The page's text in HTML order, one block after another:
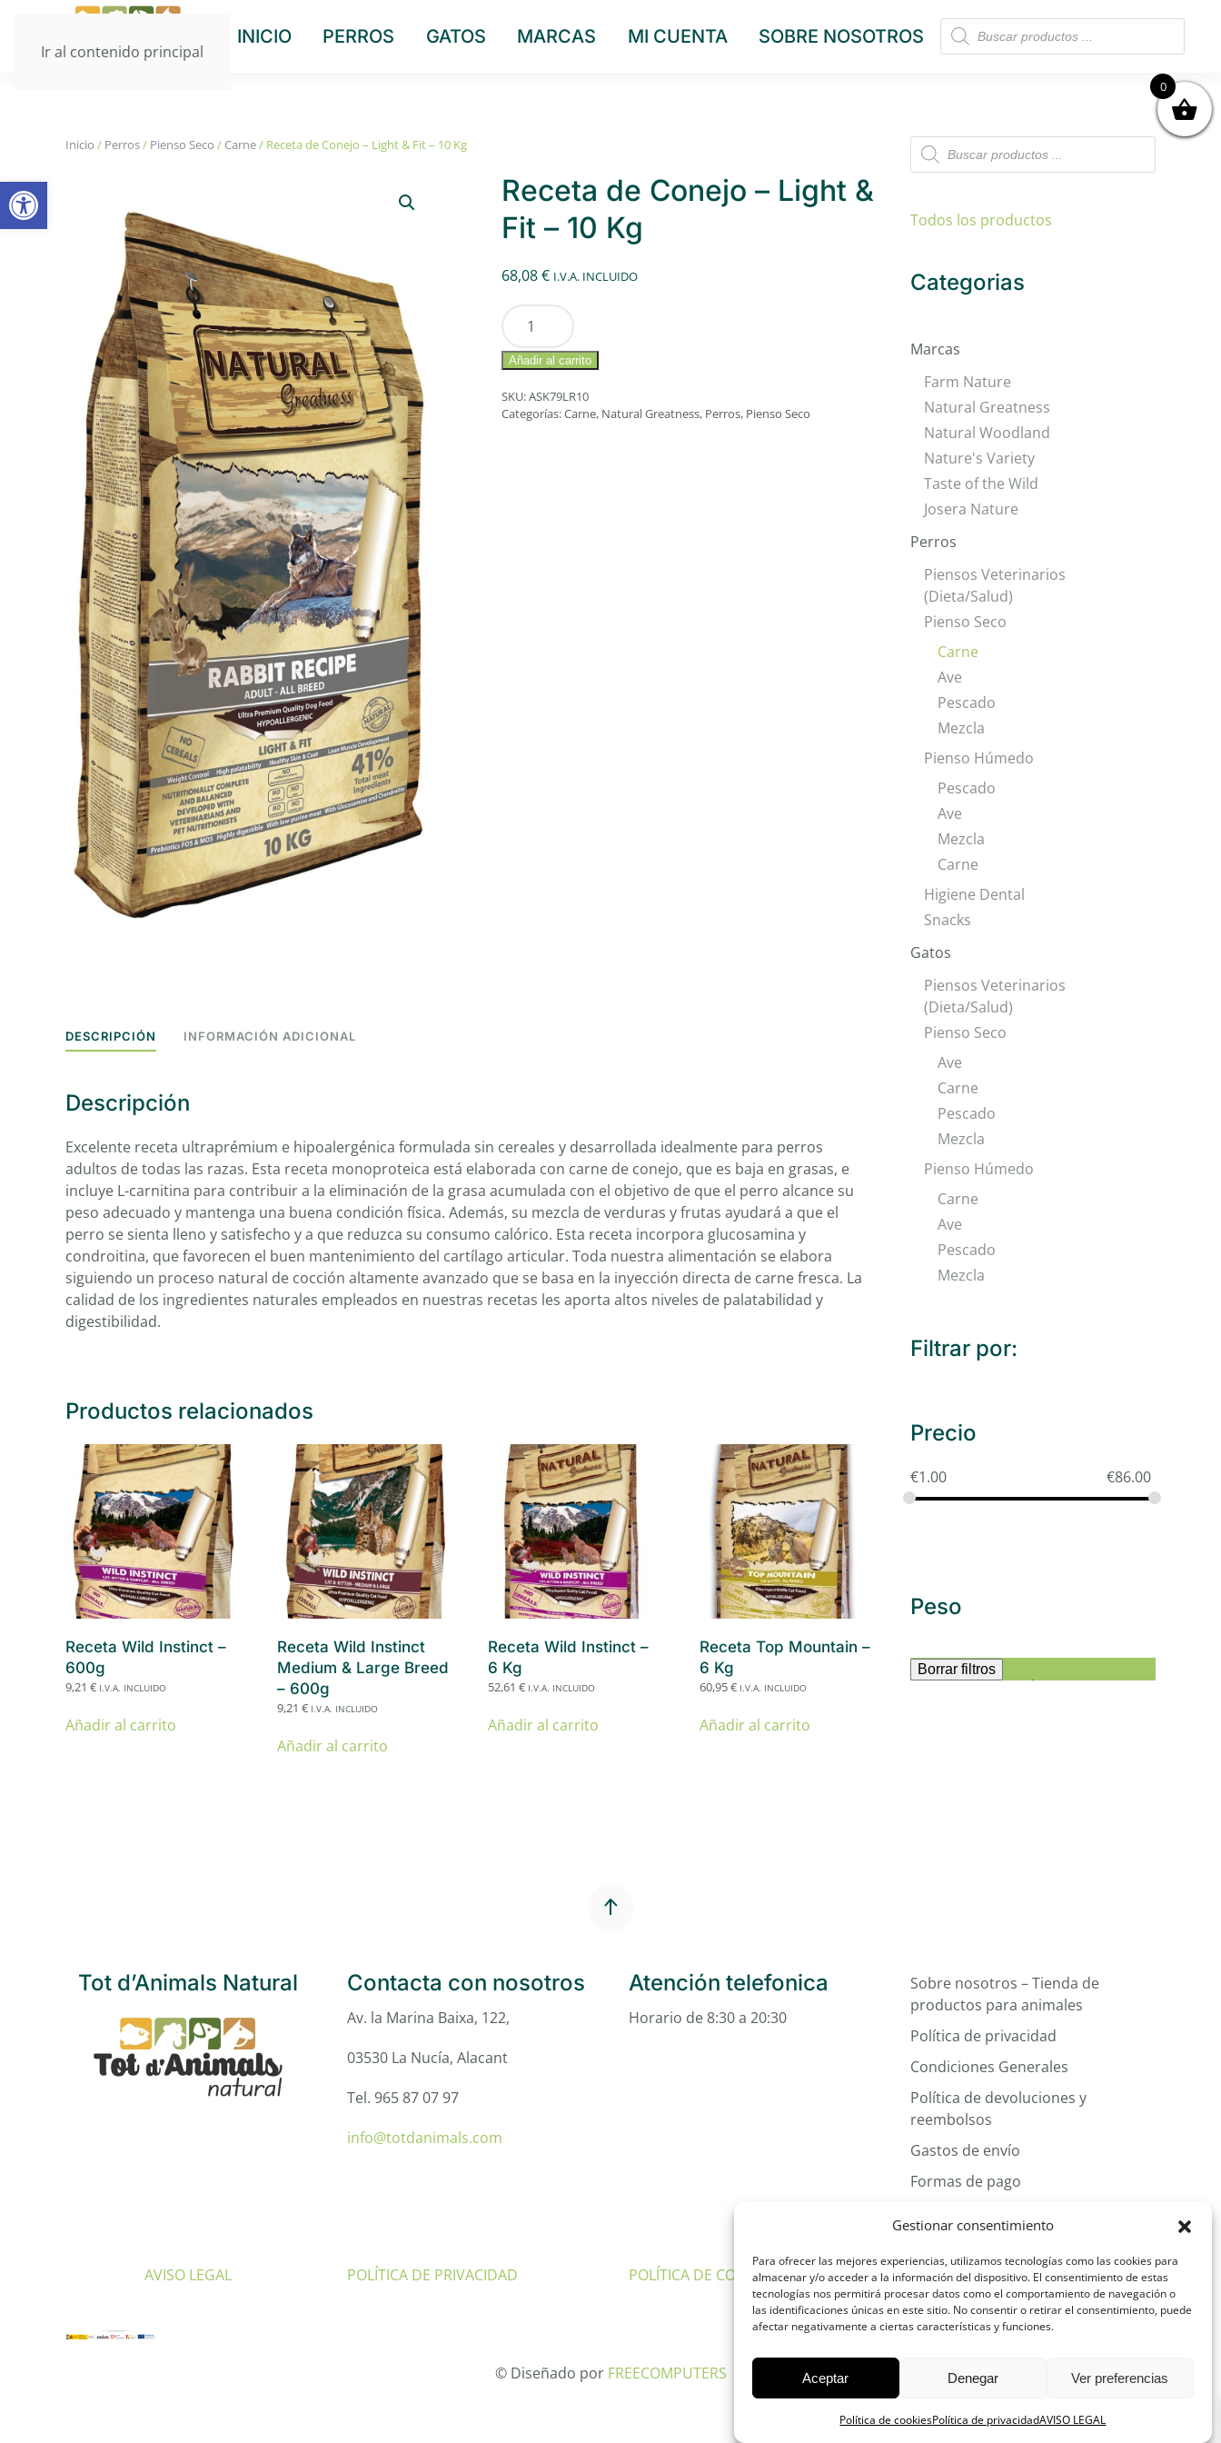
Abrir barra de herramientas
Gestionar consentimiento
Para ofrecer las mejores experiencias, utilizamos tecnologías como las cookies para
almacenar y/o acceder a la información del dispositivo. El consentimiento de estas
tecnologías nos permitirá procesar datos como el comportamiento de navegación o
las identificaciones únicas en este sitio. No consentir o retirar el consentimiento, puede
afectar negativamente a ciertas características y funciones.
Aceptar Denegar Ver preferencias
Política de cookiesPolítica de privacidadAVISO LEGAL
Ir al contenido principal
INICIO PERROS GATOS MARCAS MI CUENTA SOBRE NOSOTROS
Búsqueda
de
productos
Inicio / Perros/ Pienso Seco / Carne/ Receta de Conejo – Light & Fit – 10 Kg
Receta de Conejo – Light &
Fit – 10 Kg
68,08€ I.V.A. INCLUIDO
Conejo
Light
&
Añadir al carrito
SKU:ASK79LR10
Categorías:Carne, Natural Greatness, Perros, Pienso Seco
DESCRIPCIÓN INFORMACIÓN ADICIONAL
Descripción
Excelente receta ultraprémium e hipoalergénica formulada sin cereales y desarrollada idealmente para perros
adultos de todas las razas. Esta receta monoproteica está elaborada con carne de conejo, que es baja en grasas, e
incluye L-carnitina para contribuir a la eliminación de la grasa acumulada con el objetivo de que el perro alcance su
peso adecuado y mantenga una buena condición física. Además, su mezcla de verduras y frutas ayudará a que el
perro se sienta lleno y satisfecho y a que reduzca su consumo calórico. Esta receta incorpora glucosamina y
condroitina, que favorecen el buen mantenimiento del cartílago articular. Toda nuestra alimentación se elabora
siguiendo un proceso natural de cocción altamente avanzado que se basa en la inyección directa de carne fresca. La
calidad de los ingredientes naturales empleados en nuestras recetas les aporta altos niveles de palatabilidad y
digestibilidad.
Productos relacionados
Receta Wild Instinct –
600g
9,21 € I.V.A. INCLUIDO
Añadir al carrito
Receta Wild Instinct
Medium & Large Breed
– 600g
9,21 € I.V.A. INCLUIDO
Añadir al carrito
Receta Wild Instinct –
6 Kg
52,61 € I.V.A. INCLUIDO
Añadir al carrito
Receta Top Mountain –
6 Kg
60,95€ I.V.A. INCLUIDO
Añadir al carrito
Búsqueda
de
productos
Todos los productos
Categorias
Marcas
Farm Nature
Natural Greatness
Natural Woodland
Nature's Variety
Taste of the Wild
Josera Nature
Perros
Piensos Veterinarios
(Dieta/Salud)
Pienso Seco
Carne
Ave
Pescado
Mezcla
Pienso Húmedo
Pescado
Ave
Mezcla
Carne
Higiene Dental
Snacks
Gatos
Piensos Veterinarios
(Dieta/Salud)
Pienso Seco
Ave
Carne
Pescado
Mezcla
Pienso Húmedo
Carne
Ave
Pescado
Mezcla
Filtrar por:
Precio
€1.00 €86.00
Peso
Borrar filtros
Tot d’Animals Natural Contacta con nosotros
Av. la Marina Baixa, 122,
03530 La Nucía, Alacant
Tel. 965 87 07 97
info@totdanimals.com
Atención telefonica
Horario de 8:30 a 20:30
Sobre nosotros – Tienda de
productos para animales
Política de privacidad
Condiciones Generales
Política de devoluciones y
reembolsos
Gastos de envío
Formas de pago
AVISO LEGAL POLÍTICA DE PRIVACIDAD POLÍTICA DE COOKIES CONDICIONES GENERALES
© Diseñado por FREECOMPUTERS
0